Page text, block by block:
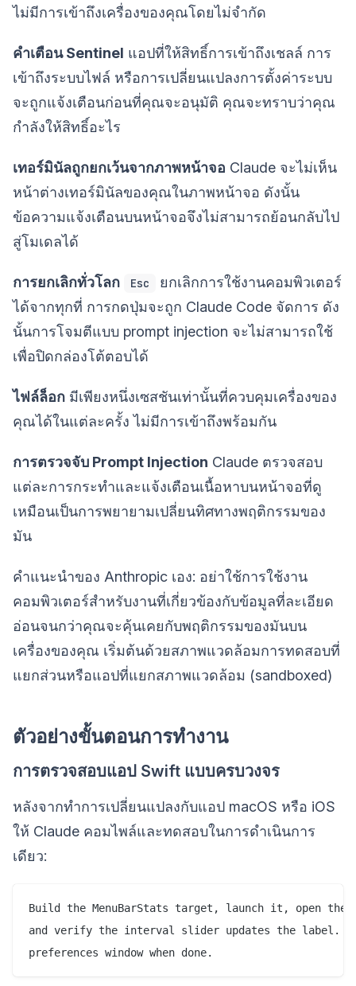
ไม่มีการเข้าถึงเครื่องของคุณโดยไม่จำกัด
คำเตือน Sentinel แอปที่ให้สิทธิ์การเข้าถึงเชลล์ การ
เข้าถึงระบบไฟล์ หรือการเปลี่ยนแปลงการตั้งค่าระบบ
จะถูกแจ้งเตือนก่อนที่คุณจะอนุมัติ คุณจะทราบว่าคุณ
กำลังให้สิทธิ์อะไร
เทอร์มินัลถูกยกเว้นจากภาพหน้าจอ Claude จะไม่เห็น
หน้าต่างเทอร์มินัลของคุณในภาพหน้าจอ ดังนั้น
ข้อความแจ้งเตือนบนหน้าจอจึงไม่สามารถย้อนกลับไป
สู่โมเดลได้
การยกเลิกทั่วโลก Esc
ยกเลิกการใช้งานคอมพิวเตอร์
ได้จากทุกที่ การกดปุ่มจะถูก Claude Code จัดการ ดัง
นั้นการโจมตีแบบ prompt injection จะไม่สามารถใช้
เพื่อปิดกล่องโต้ตอบได้
ไฟล์ล็อก มีเพียงหนึ่งเซสชันเท่านั้นที่ควบคุมเครื่องของ
คุณได้ในแต่ละครั้ง ไม่มีการเข้าถึงพร้อมกัน
การตรวจจับ Prompt Injection Claude ตรวจสอบ
แต่ละการกระทำและแจ้งเตือนเนื้อหาบนหน้าจอที่ดู
เหมือนเป็นการพยายามเปลี่ยนทิศทางพฤติกรรมของ
มัน
คำแนะนำของ Anthropic เอง: อย่าใช้การใช้งาน
คอมพิวเตอร์สำหรับงานที่เกี่ยวข้องกับข้อมูลที่ละเอียด
อ่อนจนกว่าคุณจะคุ้นเคยกับพฤติกรรมของมันบน
เครื่องของคุณ เริ่มต้นด้วยสภาพแวดล้อมการทดสอบที่
แยกส่วนหรือแอปที่แยกสภาพแวดล้อม (sandboxed)
ตัวอย่างขั้นตอนการทำงาน
การตรวจสอบแอป Swift แบบครบวงจร
หลังจากทำการเปลี่ยนแปลงกับแอป macOS หรือ iOS
ให้ Claude คอมไพล์และทดสอบในการดำเนินการ
เดียว:
Build the MenuBarStats target, launch it, open the
and verify the interval slider updates the label.